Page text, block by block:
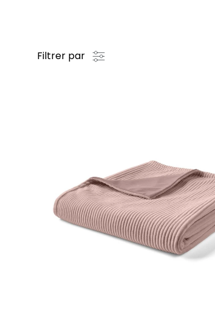
Filtrer par